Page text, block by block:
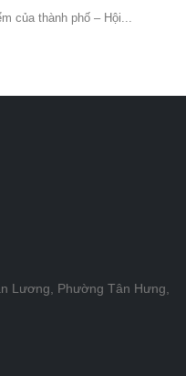
của thành phố – Hội...
Lương, Phường Tân Hưng,